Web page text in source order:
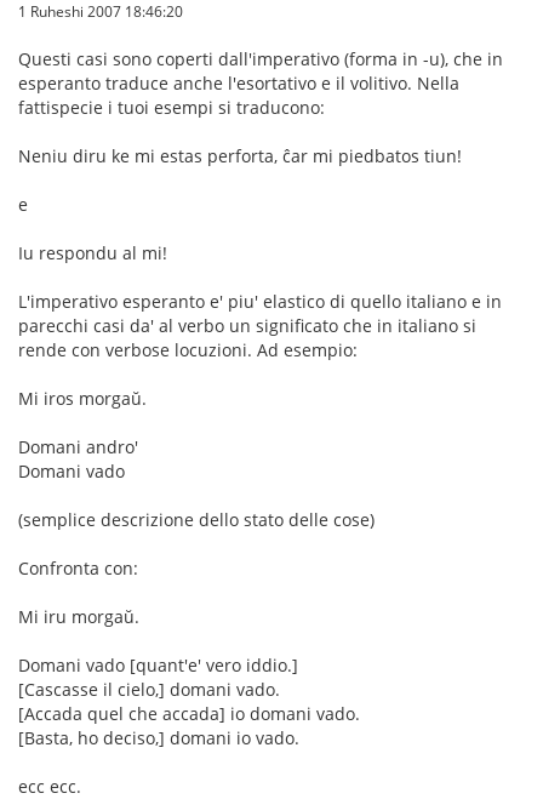
1 Ruheshi 2007 18:46:20
Questi casi sono coperti dall'imperativo (forma in -u), che in
esperanto traduce anche l'esortativo e il volitivo. Nella
fattispecie i tuoi esempi si traducono:
Neniu diru ke mi estas perforta, ĉar mi piedbatos tiun!
e
Iu respondu al mi!
L'imperativo esperanto e' piu' elastico di quello italiano e in
parecchi casi da' al verbo un significato che in italiano si
rende con verbose locuzioni. Ad esempio:
Mi iros morgaŭ.
Domani andro'
Domani vado
(semplice descrizione dello stato delle cose)
Confronta con:
Mi iru morgaŭ.
Domani vado [quant'e' vero iddio.]
[Cascasse il cielo,] domani vado.
[Accada quel che accada] io domani vado.
[Basta, ho deciso,] domani io vado.
ecc ecc.